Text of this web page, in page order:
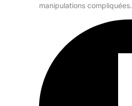
manipulations compliquées.